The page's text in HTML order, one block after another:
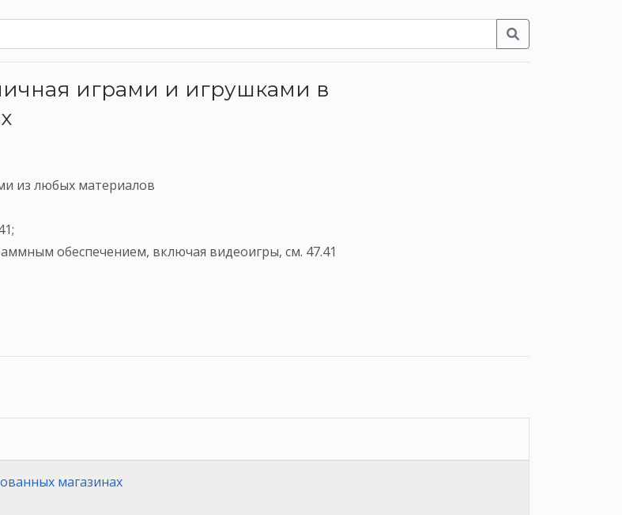
играми и игрушками в
из любых материалов
обеспечением, включая видеоигры, см. 47.41
магазинах